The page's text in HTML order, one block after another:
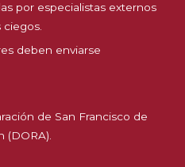
por especialistas externos
ciegos.
deben enviarse
de San Francisco de
(DORA).